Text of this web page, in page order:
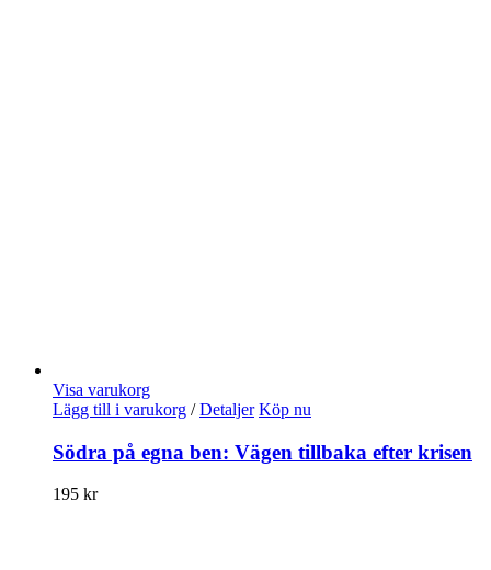
Visa varukorg
Lägg till i varukorg / Detaljer Köp nu
Södra på egna ben: Vägen tillbaka efter krisen
195 kr